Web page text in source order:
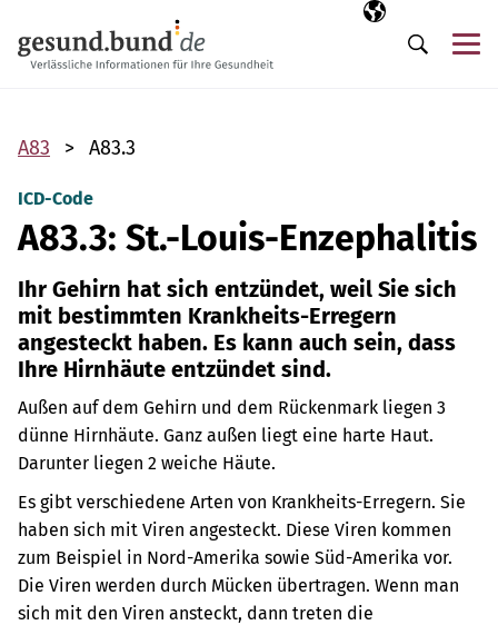
Ausgewählte
DE
Suche
A83 A83.3
ICD-Code
A83.3: St.-Louis-Enzephalitis
Ihr Gehirn hat sich entzündet, weil Sie sich
mit bestimmten Krankheits-Erregern
angesteckt haben. Es kann auch sein, dass
Ihre Hirnhäute entzündet sind.
Außen auf dem Gehirn und dem Rückenmark liegen 3
dünne Hirnhäute. Ganz außen liegt eine harte Haut.
Darunter liegen 2 weiche Häute.
Es gibt verschiedene Arten von Krankheits-Erregern. Sie
haben sich mit Viren angesteckt. Diese Viren kommen
zum Beispiel in Nord-Amerika sowie Süd-Amerika vor.
Die Viren werden durch Mücken übertragen. Wenn man
sich mit den Viren ansteckt, dann treten die